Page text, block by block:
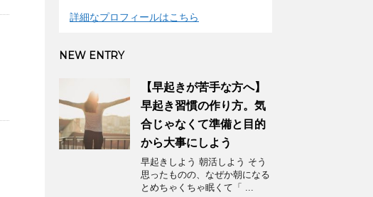
詳細なプロフィールはこちら
NEW ENTRY
【早起きが苦手な方へ】
早起き習慣の作り方。気
合じゃなくて準備と目的
から大事にしよう
早起きしよう 朝活しよう そう
思ったものの、なぜか朝になる
とめちゃくちゃ眠くて「 ...